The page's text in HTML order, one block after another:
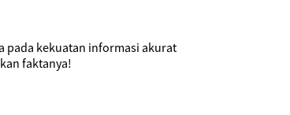
pada kekuatan informasi akurat
faktanya!